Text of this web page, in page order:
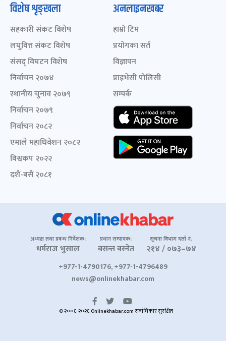
विशेष शृङ्खला
सहकारी संकट विशेष
लघुवित्त संकट विशेष
संसद् विघटन विशेष
निर्वाचन २०७४
स्थानीय चुनाव २०७९
निर्वाचन २०७९
निर्वाचन २०८२
एमाले महाधिवेशन २०८२
विश्वकप २०२२
दशैं-बसैं २०८१
अनलाइनखबर
हाम्रो टिम
प्रयोगका सर्त
विज्ञापन
प्राइभेसी पोलिसी
सम्पर्क
अध्यक्ष तथा प्रबन्ध निर्देशक:
धर्मराज भुसाल
प्रधान सम्पादक:
बसन्त बस्नेत
सूचना विभाग दर्ता नं.
२१४ / ०७३–७४
+977-1-4790176, +977-1-4796489
news@onlinekhabar.com
© २००६-२०२६ Onlinekhabar.com सर्वाधिकार सुरक्षित